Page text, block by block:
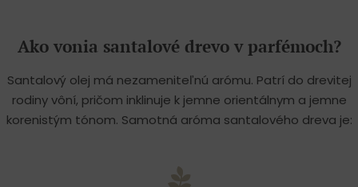
Ako vonia santalové drevo v parfémoch?
Santalový olej má nezameniteľnú arómu. Patrí do drevitej
rodiny vôní, pričom inklinuje k jemne orientálnym a jemne
korenistým tónom. Samotná aróma santalového dreva je: